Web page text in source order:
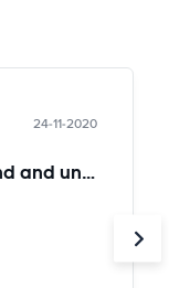
24-11-2020
the lady at the desk was very kind and understanding!